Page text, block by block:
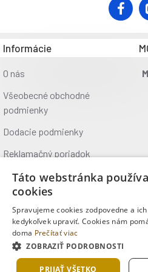
Vonkajší priemer: 23 - 43 cm
povrázku závažia: 16 - 32 cm
Upozornenie:
Nie je určené pre komerčné
Informácie
O nás
Všeobecné obchodné
podmienky
Dodacie podmienky
Reklamačný poriadok
Ochrana údajov
Kontakt
Kde nás nájdete
Copyright © 2025, MOVECO
Táto webstránka
cookies
Spravujeme cookies zodpovedne a
kedykoľvek upraviť. Cookies nám
doma Prečítať viac
ZOBRAZIŤ PODROBNOSTI
PRIJAŤ VŠETKO